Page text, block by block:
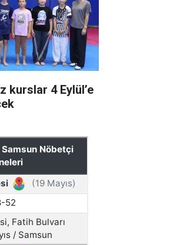
kurslar 4 Eylül’e